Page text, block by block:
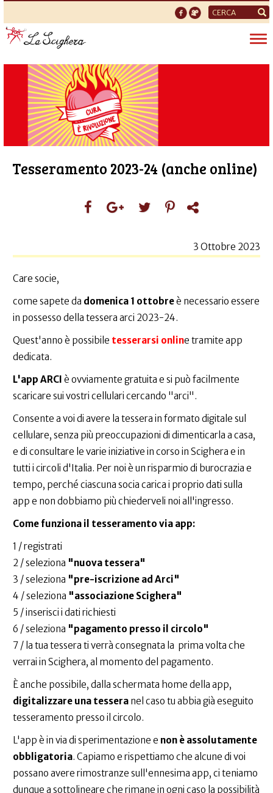
Form
di
ricerca
Tesseramento 2023-24 (anche online)
3 Ottobre 2023
Care socie,
come sapete da domenica 1 ottobreè necessario essere
in possesso della tessera arci 2023-24.
Quest'anno è possibile tesserarsi online tramite app
dedicata.
L'app ARCI è ovviamente gratuita e si può facilmente
scaricare sui vostri cellulari cercando "arci".
Consente a voi di avere la tessera in formato digitale sul
cellulare, senza più preoccupazioni di dimenticarla a casa,
e di consultare le varie iniziative in corso in Scighera e in
tutti i circoli d'Italia. Per noi è un risparmio di burocrazia e
tempo, perché ciascuna socia carica i proprio dati sulla
app e non dobbiamo più chiederveli noi all'ingresso.
Come funziona il tesseramento via app:
1 / registrati
2 / seleziona "nuova tessera"
3 / seleziona "pre-iscrizione ad Arci"
4 / seleziona "associazione Scighera"
5 / inserisci i dati richiesti
6 / seleziona "pagamento presso il circolo"
7 / la tua tessera ti verrà consegnata la prima volta che
verrai in Scighera, al momento del pagamento.
È anche possibile, dalla schermata home della app,
digitalizzare una tessera nel caso tu abbia già eseguito
tesseramento presso il circolo.
L'app è in via di sperimentazione e non è assolutamente
obbligatoria. Capiamo e rispettiamo che alcune di voi
possano avere rimostranze sull'ennesima app, ci teniamo
dunque a sottolineare che rimane in ogni caso la possibilità